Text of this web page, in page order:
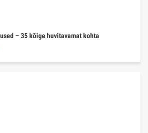
– 35 kõige huvitavamat kohta